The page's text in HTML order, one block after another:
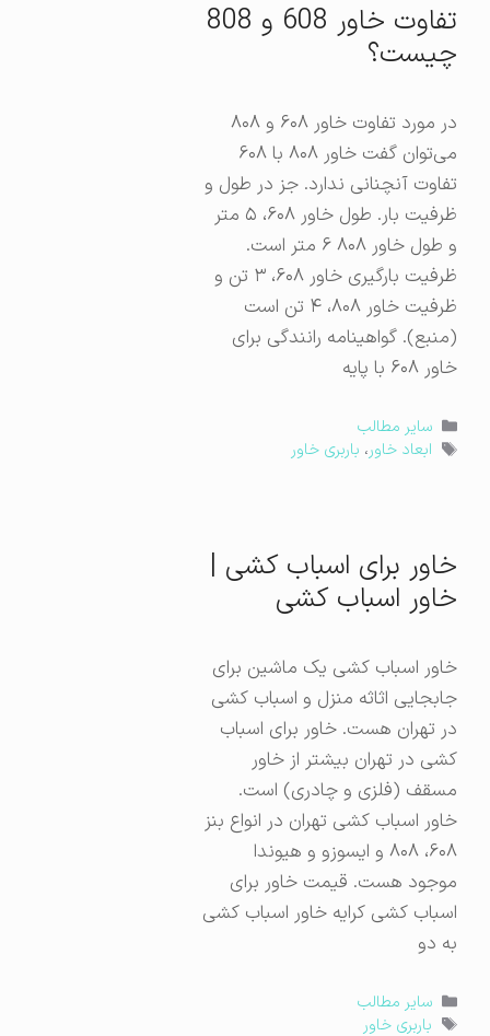
تفاوت خاور 608 و 808
چیست؟
در مورد تفاوت خاور ۶۰۸ و ۸۰۸
می‌توان گفت خاور ۸۰۸ با ۶۰۸
تفاوت آنچنانی ندارد. جز در طول و
ظرفیت بار. طول خاور ۶۰۸، ۵ متر
و طول خاور ۸۰۸ ۶ متر است.
ظرفیت بارگیری خاور ۶۰۸، ۳ تن و
ظرفیت خاور ۸۰۸، ۴ تن است
(منبع). گواهینامه رانندگی برای
خاور ۶۰۸ با پایه
دسته‌ها
سایر مطالب
برچسب‌ها
ابعاد خاور ،باربری خاور
خاور برای اسباب کشی |
خاور اسباب کشی
خاور اسباب کشی یک ماشین برای
جابجایی اثاثه منزل و اسباب کشی
در تهران هست. خاور برای اسباب
کشی در تهران بیشتر از خاور
مسقف (فلزی و چادری) است.
خاور اسباب کشی تهران در انواع بنز
۶۰۸، ۸۰۸ و ایسوزو و هیوندا
موجود هست. قیمت خاور برای
اسباب کشی کرایه خاور اسباب کشی
به دو
دسته‌ها
سایر مطالب
برچسب‌ها
باربری خاور